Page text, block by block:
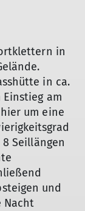
in
in ca.
am
um eine
8 Seillängen
und
Nacht